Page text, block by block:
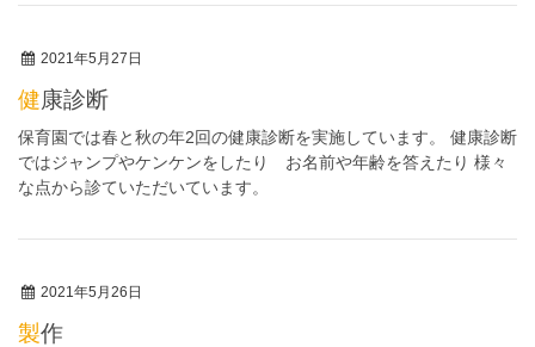
2021年5月27日
健康診断
保育園では春と秋の年2回の健康診断を実施しています。 健康診断
ではジャンプやケンケンをしたり お名前や年齢を答えたり 様々
な点から診ていただいています。
2021年5月26日
製作